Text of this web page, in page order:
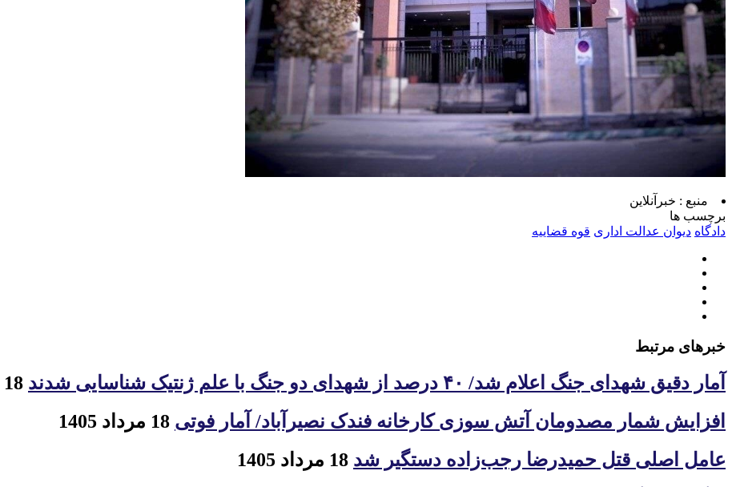
منبع : خبرآنلاین
برچسب ها
دادگاه دیوان عدالت اداری قوه قضاییه
خبرهای مرتبط
آمار دقیق شهدای جنگ اعلام شد/ ۴۰ درصد از شهدای دو جنگ با علم ژنتیک شناسایی شدند
افزایش شمار مصدومان آتش سوزی کارخانه فندک نصیرآباد/ آمار فوتی
عامل اصلی قتل حمیدرضا رجب‌زاده دستگیر شد